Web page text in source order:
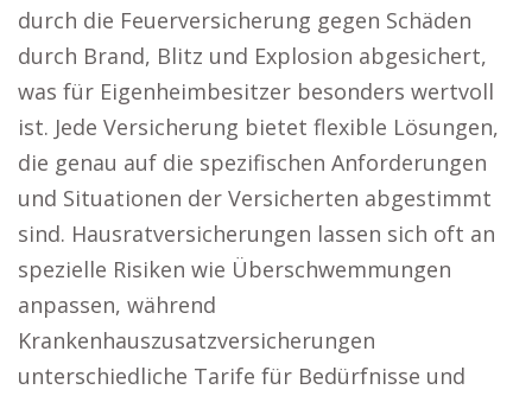
durch die Feuerversicherung gegen Schäden
durch Brand, Blitz und Explosion abgesichert,
was für Eigenheimbesitzer besonders wertvoll
ist. Jede Versicherung bietet flexible Lösungen,
die genau auf die spezifischen Anforderungen
und Situationen der Versicherten abgestimmt
sind. Hausratversicherungen lassen sich oft an
spezielle Risiken wie Überschwemmungen
anpassen, während
Krankenhauszusatzversicherungen
unterschiedliche Tarife für Bedürfnisse und